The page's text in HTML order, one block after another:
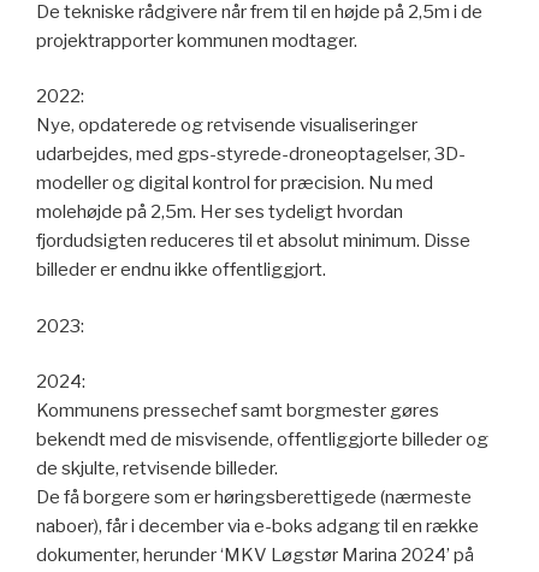
De tekniske rådgivere når frem til en højde på 2,5m i de
projektrapporter kommunen modtager.
2022:
Nye, opdaterede og retvisende visualiseringer
udarbejdes, med gps-styrede-droneoptagelser, 3D-
modeller og digital kontrol for præcision. Nu med
molehøjde på 2,5m. Her ses tydeligt hvordan
fjordudsigten reduceres til et absolut minimum. Disse
billeder er endnu ikke offentliggjort.
2023:
2024:
Kommunens pressechef samt borgmester gøres
bekendt med de misvisende, offentliggjorte billeder og
de skjulte, retvisende billeder.
De få borgere som er høringsberettigede (nærmeste
naboer), får i december via e-boks adgang til en række
dokumenter, herunder ‘MKV Løgstør Marina 2024’ på